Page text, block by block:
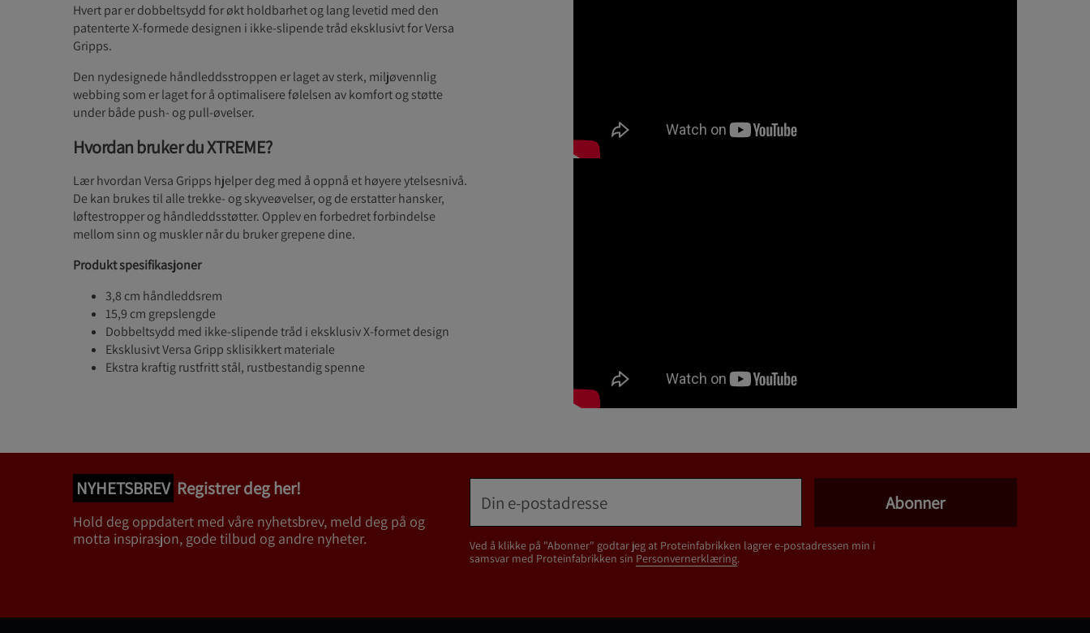
Hvert par er dobbeltsydd for økt holdbarhet og lang levetid med den
patenterte X-formede designen i ikke-slipende tråd eksklusivt for Versa
Gripps.
Den nydesignede håndleddsstroppen er laget av sterk, miljøvennlig
webbing som er laget for å optimalisere følelsen av komfort og støtte
under både push- og pull-øvelser.
Hvordan bruker du XTREME?
Lær hvordan Versa Gripps hjelper deg med å oppnå et høyere ytelsesnivå.
De kan brukes til alle trekke- og skyveøvelser, og de erstatter hansker,
løftestropper og håndleddsstøtter. Opplev en forbedret forbindelse
mellom sinn og muskler når du bruker grepene dine.
Produkt spesifikasjoner
3,8 cm håndleddsrem
15,9 cm grepslengde
Dobbeltsydd med ikke-slipende tråd i eksklusiv X-formet design
Eksklusivt Versa Gripp sklisikkert materiale
Ekstra kraftig rustfritt stål, rustbestandig spenne
NYHETSBREV Registrer deg her!
Hold deg oppdatert med våre nyhetsbrev, meld deg på og
motta inspirasjon, gode tilbud og andre nyheter.
Ved å klikke på "Abonner" godtar jeg at Proteinfabrikken lagrer e-postadressen min i
samsvar med Proteinfabrikken sin Personvernerklæring.
Abonner